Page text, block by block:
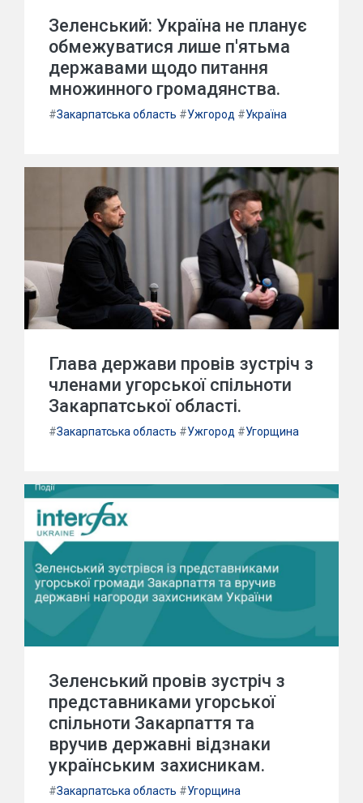
Зеленський: Україна не планує
обмежуватися лише п'ятьма
державами щодо питання
множинного громадянства.
#Закарпатська область #Ужгород #Україна
Глава держави провів зустріч з
членами угорської спільноти
Закарпатської області.
#Закарпатська область #Ужгород #Угорщина
Зеленський провів зустріч з
представниками угорської
спільноти Закарпаття та
вручив державні відзнаки
українським захисникам.
#Закарпатська область #Угорщина